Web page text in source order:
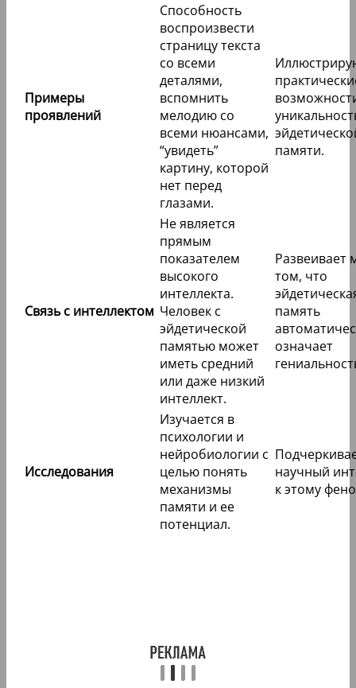
Примеры
проявлений
Способность
воспроизвести
страницу текста
со всеми
деталями,
вспомнить
мелодию со
всеми нюансами,
“увидеть”
картину, которой
нет перед
глазами.
памяти.
Связь с интеллектом
Не является
прямым
показателем
высокого
интеллекта.
Человек с
эйдетической
памятью может
иметь средний
или даже низкий
интеллект.
Развеивает
том, что
память
означает
Исследования
Изучается в
психологии и
нейробиологии с
целью понять
механизмы
памяти и ее
потенциал.
научный
к этому